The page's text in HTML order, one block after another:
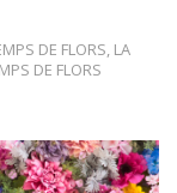
DE FLORS, LA
DE FLORS